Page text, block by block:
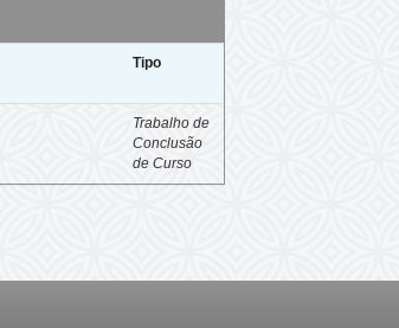
Tipo
Trabalho de
Conclusão
de Curso